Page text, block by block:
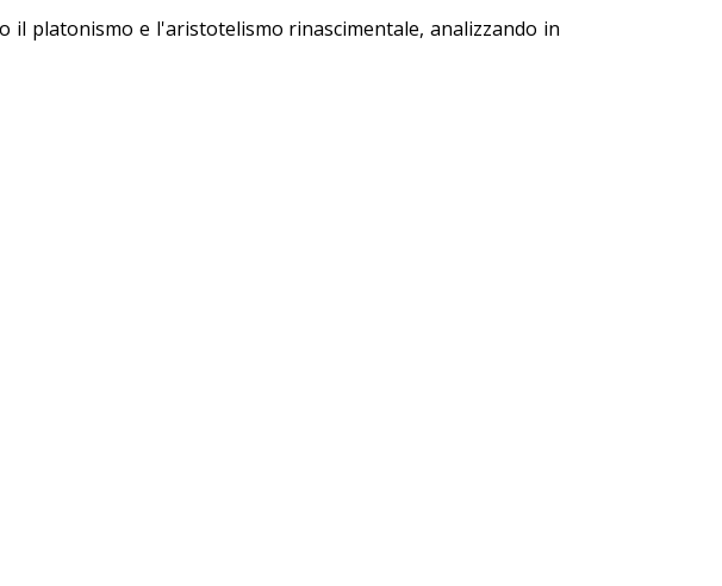
platonismo e l'aristotelismo rinascimentale, analizzando in